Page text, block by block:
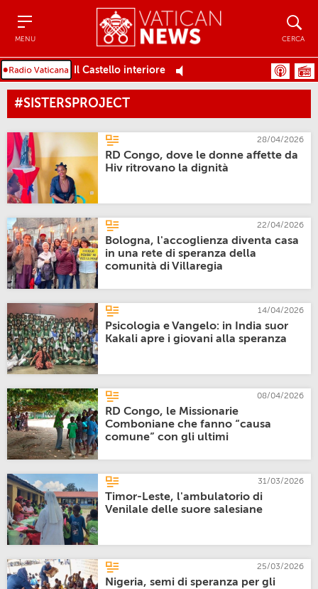
MENU CERCA
Il Castello interiore
#SISTERSPROJECT
28/04/2026
RD Congo, dove le donne affette da
Hiv ritrovano la dignità
22/04/2026
Bologna, l'accoglienza diventa casa
in una rete di speranza della
comunità di Villaregia
14/04/2026
Psicologia e Vangelo: in India suor
Kakali apre i giovani alla speranza
08/04/2026
RD Congo, le Missionarie
Comboniane che fanno “causa
comune” con gli ultimi
31/03/2026
Timor-Leste, l'ambulatorio di
Venilale delle suore salesiane
25/03/2026
Nigeria, semi di speranza per gli